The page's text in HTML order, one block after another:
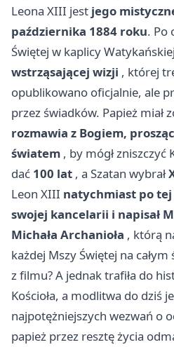
Leona XIII jest jego
października 1884 roku. Po
Świętej w kaplicy
wstrząsającej wizji , której
opublikowano oficjalnie, ale
przez świadków. Papież miał
rozmawia z Bogiem,
światem , by mógł zniszczyć
dać 100 lat , a Szatan wybrał
Leon XIII natychmiast po tej
swojej kancelarii i napisał
Michała Archanioła , którą
każdej Mszy Świętej na
z filmu? A jednak trafiła do
Kościoła, a modlitwa do dziś
najpotężniejszych wezwań o
papież przez resztę życia